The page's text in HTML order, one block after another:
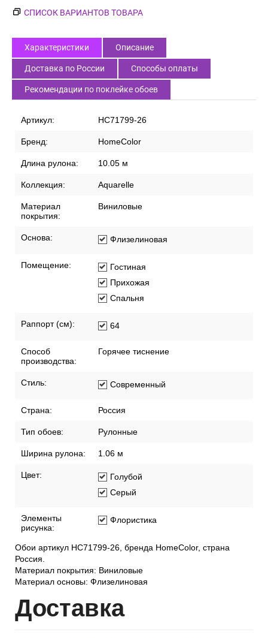
СПИСОК ВАРИАНТОВ ТОВАРА
Характеристики Описание
Доставка по России Способы оплаты
Рекомендации по поклейке обоев
Артикул: HC71799-26
Бренд: HomeColor
Длина рулона: 10.05 м
Коллекция: Aquarelle
Материал
покрытия:
Виниловые
Основа: Флизелиновая
Помещение:
Гостиная
Прихожая
Спальня
Раппорт (см): 64
Способ
производства:
Горячее тиснение
Стиль: Современный
Страна: Россия
Тип обоев: Рулонные
Ширина рулона: 1.06 м
Цвет:
Голубой
Серый
Элементы
рисунка:
Флористика
Обои артикул HC71799-26, бренда HomeColor, страна
Россия.
Материал покрытия: Виниловые
Материал основы: Флизелиновая
Доставка